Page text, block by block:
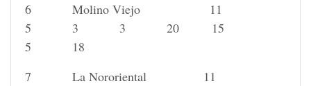
6 Molino Viejo 11
5 3 3 20 15
5 18
7 La Nororiental 11